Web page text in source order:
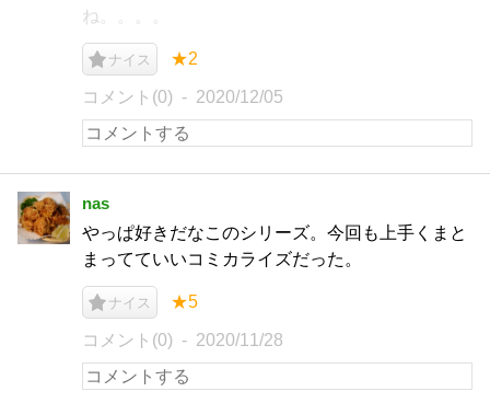
ね。。。。
ナイス ★2
コメント(0) 2020/12/05
nas
やっぱ好きだなこのシリーズ。今回も上手くまと
まってていいコミカライズだった。
ナイス ★5
コメント(0) 2020/11/28